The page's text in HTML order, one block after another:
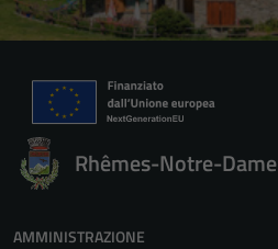
Rhêmes-Notre-Dame
AMMINISTRAZIONE